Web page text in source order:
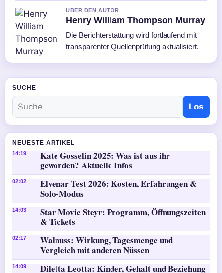
UBER DEN AUTOR
Henry William Thompson Murray
Die Berichterstattung wird fortlaufend mit
transparenter Quellenprüfung aktualisiert.
SUCHE
Los
NEUESTE ARTIKEL
14:19
Kate Gosselin 2025: Was ist aus ihr
geworden? Aktuelle Infos
02:02
Elvenar Test 2026: Kosten, Erfahrungen &
Solo-Modus
14:03
Star Movie Steyr: Programm, Öffnungszeiten
& Tickets
02:17
Walnuss: Wirkung, Tagesmenge und
Vergleich mit anderen Nüssen
14:09
Diletta Leotta: Kinder, Gehalt und Beziehung